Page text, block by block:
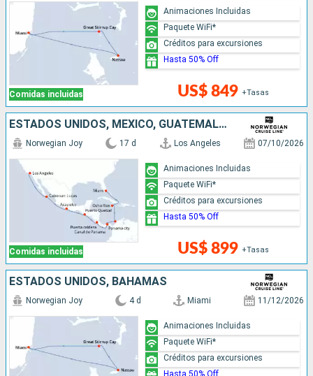
Comidas incluidas US$ 849 +Tasas
Animaciones Incluidas
Paquete WiFi*
Créditos para excursiones
Hasta 50% Off
ESTADOS UNIDOS, MÉXICO, GUATEMALA, PUERTO RICO, PANAMÁ, COLOMBIA, JAMAICA
Comidas incluidas
Norwegian Joy 17 d Los Angeles 07/10/2026
US$ 899 +Tasas
Animaciones Incluidas
Paquete WiFi*
Créditos para excursiones
Hasta 50% Off
ESTADOS UNIDOS, BAHAMAS
Norwegian Joy 4 d Miami 11/12/2026
Animaciones Incluidas
Paquete WiFi*
Créditos para excursiones
Hasta 50% Off